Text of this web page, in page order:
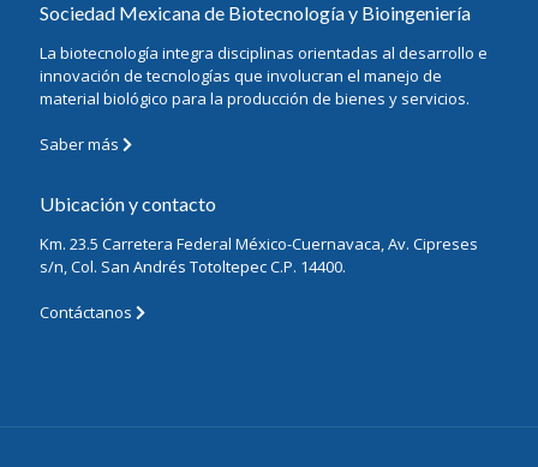
Sociedad Mexicana de Biotecnología y Bioingeniería
La biotecnología integra disciplinas orientadas al desarrollo e
innovación de tecnologías que involucran el manejo de
material biológico para la producción de bienes y servicios.
Saber más
Ubicación y contacto
Km. 23.5 Carretera Federal México-Cuernavaca, Av. Cipreses
s/n, Col. San Andrés Totoltepec C.P. 14400.
Contáctanos